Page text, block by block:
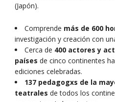
(Japón).
Comprende más de 600
investigación y creación con
Cerca de 400 actores y
países de cinco continentes
ediciones celebradas.
137 pedagogxs de la
teatrales de todos los